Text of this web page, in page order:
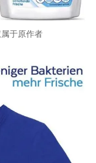
于原作者